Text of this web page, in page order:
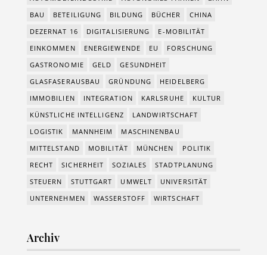
BAU
BETEILIGUNG BILDUNG BÜCHER
CHINA
DEZERNAT 16
DIGITALISIERUNG
E-MOBILITÄT
EINKOMMEN
ENERGIEWENDE EU
FORSCHUNG
GASTRONOMIE
GELD
GESUNDHEIT
GLASFASERAUSBAU
GRÜNDUNG
HEIDELBERG
IMMOBILIEN
INTEGRATION KARLSRUHE
KULTUR
KÜNSTLICHE INTELLIGENZ
LANDWIRTSCHAFT
LOGISTIK
MANNHEIM
MASCHINENBAU
MITTELSTAND
MOBILITÄT MÜNCHEN
POLITIK
RECHT
SICHERHEIT SOZIALES
STADTPLANUNG
STEUERN
STUTTGART UMWELT
UNIVERSITÄT
UNTERNEHMEN
WASSERSTOFF WIRTSCHAFT
Archiv